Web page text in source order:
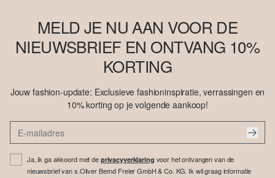
MELD JE NU AAN VOOR DE
NIEUWSBRIEF EN ONTVANG 10%
KORTING
Jouw fashion-update: Exclusieve fashioninspiratie, verrassingen en
10% korting op je volgende aankoop!
Ja, ik ga akkoord met de privacyverklaring voor het ontvangen van de
nieuwsbrief van s.Oliver Bernd Freier GmbH & Co. KG. Ik wil graag informatie